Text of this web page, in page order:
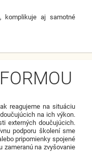
komplikuje aj samotné
reagujeme na situáciu
na ich výkon.
externých doučujúcich.
podporu školení sme
pripomienky spojené
zameranú na zvyšovanie